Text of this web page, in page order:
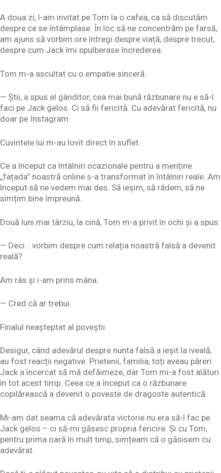
A doua zi, l-am invitat pe Tom la o cafea, ca să discutăm
despre ce se întâmplase. În loc să ne concentrăm pe farsă,
am ajuns să vorbim ore întregi despre viață, despre trecut,
despre cum Jack îmi spulberase încrederea.
Tom m-a ascultat cu o empatie sinceră.
— Știi, a spus el gânditor, cea mai bună răzbunare nu e să-l
faci pe Jack gelos. Ci să fii fericită. Cu adevărat fericită, nu
doar pe Instagram.
Cuvintele lui m-au lovit direct în suflet.
Ce a început ca întâlniri ocazionale pentru a menține
„fațada” noastră online s-a transformat în întâlniri reale. Am
început să ne vedem mai des. Să ieșim, să râdem, să ne
simțim bine împreună.
Două luni mai târziu, la cină, Tom m-a privit în ochi și a spus:
— Deci… vorbim despre cum relația noastră falsă a devenit
reală?
Am râs și i-am prins mâna.
— Cred că ar trebui.
Finalul neașteptat al poveștii
Desigur, când adevărul despre nunta falsă a ieșit la iveală,
au fost reacții negative. Prietenii, familia, toți aveau păreri.
Jack a încercat să mă defăimeze, dar Tom mi-a fost alături
în tot acest timp. Ceea ce a început ca o răzbunare
copilărească a devenit o poveste de dragoste autentică.
Mi-am dat seama că adevărata victorie nu era să-l fac pe
Jack gelos – ci să-mi găsesc propria fericire. Și cu Tom,
pentru prima oară în mult timp, simțeam că o găsisem cu
adevărat.